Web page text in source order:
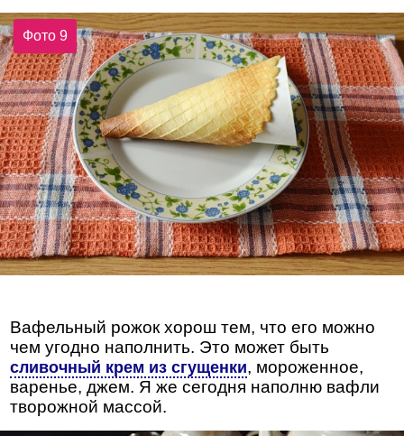
Фото 9
Вафельный рожок хорош тем, что его можно
чем угодно наполнить. Это может быть
сливочный крем из сгущенки, мороженное,
варенье, джем. Я же сегодня наполню вафли
творожной массой.